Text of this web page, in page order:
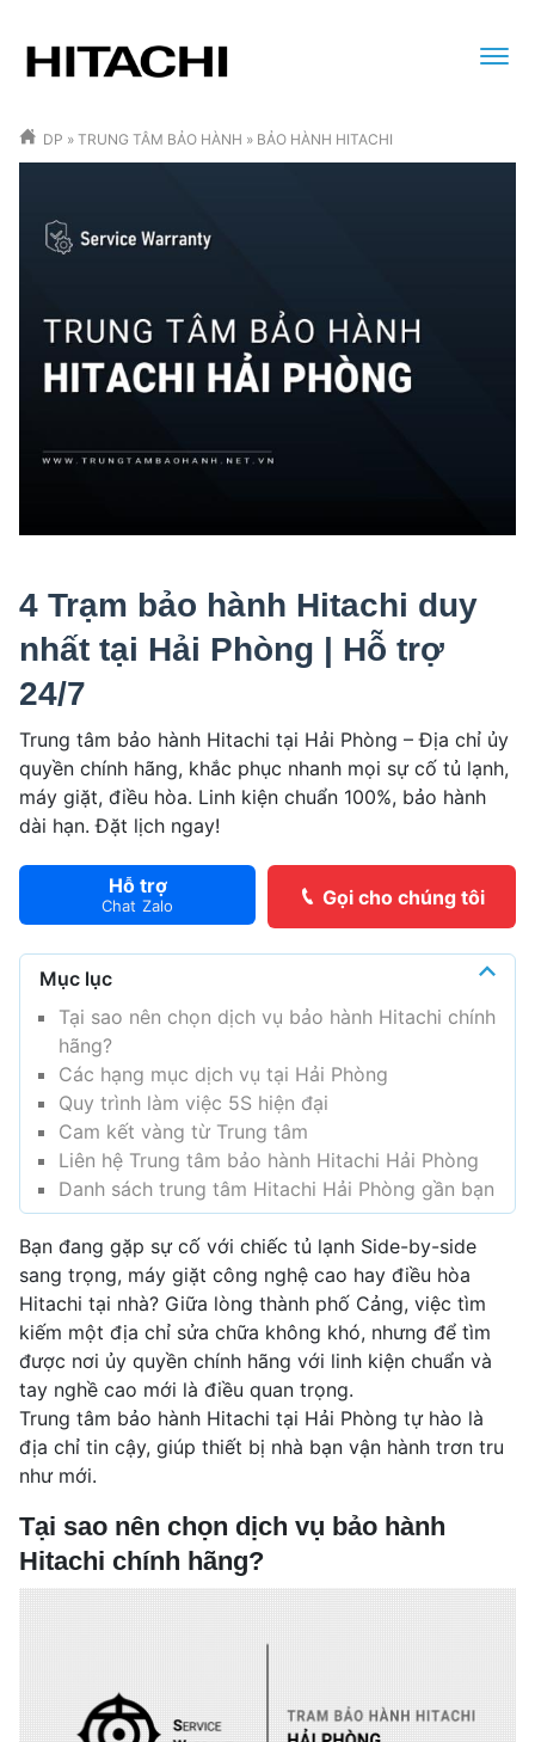
DP » TRUNG TÂM BẢO HÀNH » BẢO HÀNH HITACHI
4 Trạm bảo hành Hitachi duy
nhất tại Hải Phòng | Hỗ trợ
24/7
Trung tâm bảo hành Hitachi tại Hải Phòng – Địa chỉ ủy
quyền chính hãng, khắc phục nhanh mọi sự cố tủ lạnh,
máy giặt, điều hòa. Linh kiện chuẩn 100%, bảo hành
dài hạn. Đặt lịch ngay!
Gọi cho chúng tôi
Hỗ trợ
Chat Zalo
Mục lục
Tại sao nên chọn dịch vụ bảo hành Hitachi chính
hãng?
Các hạng mục dịch vụ tại Hải Phòng
Quy trình làm việc 5S hiện đại
Cam kết vàng từ Trung tâm
Liên hệ Trung tâm bảo hành Hitachi Hải Phòng
Danh sách trung tâm Hitachi Hải Phòng gần bạn
Bạn đang gặp sự cố với chiếc tủ lạnh Side-by-side
sang trọng, máy giặt công nghệ cao hay điều hòa
Hitachi tại nhà? Giữa lòng thành phố Cảng, việc tìm
kiếm một địa chỉ sửa chữa không khó, nhưng để tìm
được nơi ủy quyền chính hãng với linh kiện chuẩn và
tay nghề cao mới là điều quan trọng.
Trung tâm bảo hành Hitachi tại Hải Phòng tự hào là
địa chỉ tin cậy, giúp thiết bị nhà bạn vận hành trơn tru
như mới.
Tại sao nên chọn dịch vụ bảo hành
Hitachi chính hãng?